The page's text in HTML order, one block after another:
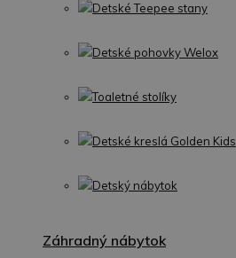
Detské Teepee stany
Detské pohovky Welox
Toaletné stolíky
Detské kreslá Golden Kids
Detský nábytok
Záhradný nábytok